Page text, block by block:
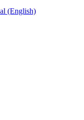
(English)